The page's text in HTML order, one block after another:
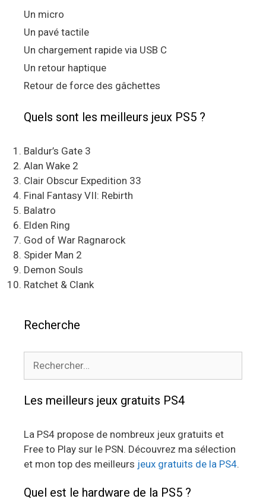
Un micro
Un pavé tactile
Un chargement rapide via USB C
Un retour haptique
Retour de force des gâchettes
Quels sont les meilleurs jeux PS5 ?
Baldur’s Gate 3
Alan Wake 2
Clair Obscur Expedition 33
Final Fantasy VII: Rebirth
Balatro
Elden Ring
God of War Ragnarock
Spider Man 2
Demon Souls
Ratchet & Clank
Recherche
Les meilleurs jeux gratuits PS4
La PS4 propose de nombreux jeux gratuits et
Free to Play sur le PSN. Découvrez ma sélection
et mon top des meilleurs jeux gratuits de la PS4.
Quel est le hardware de la PS5 ?